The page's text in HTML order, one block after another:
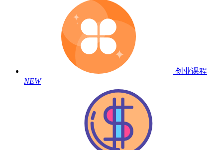
创业课程
NEW